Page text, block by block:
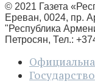
© 2021 Газета
Ереван, 0024, пр.
"Республика
Петросян, Тел.:
Государство